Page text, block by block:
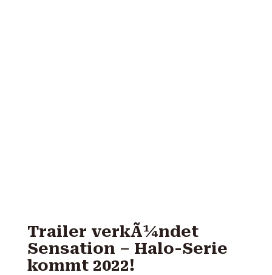
Trailer verkÃ¼ndet
Sensation – Halo-Serie
kommt 2022!